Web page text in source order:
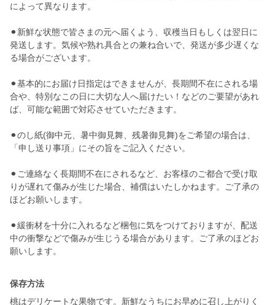
によって異なります。
⚫︎新鮮な状態で皆さまの元へ届くよう、収穫当日もしくは翌日に
発送します。気候や熟れ具合との兼ね合いで、発送が多少遅くな
る場合がございます。
⚫︎基本的にお届け日指定はできませんが、長期間不在にされる場
合や、特別なこの日に大切な人へ届けたい！などのご要望があれ
ば、可能な範囲で対応させていただきます。
⚫︎のし紙(御中元、暑中御見舞、残暑御見舞)をご希望の場合は、
「申し送り事項」にその旨をご記入ください。
⚫︎ご連絡なく長期間不在にされるなど、お客様のご都合で受け取
りが遅れて傷みが生じた場合、補償はいたしかねます。ご了承の
ほどお願いします。
⚫︎緩衝材を十分に入れるなど梱包に気をつけておりますが、配送
中の衝撃などで傷みが生じうる場合があります。ご了承のほどお
願いします。
保存方法
桃はデリケートな果物です。新鮮なうちにお早めに召し上がりく